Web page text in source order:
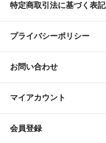
特定商取引法に基づく表記
プライバシーポリシー
お問い合わせ
マイアカウント
会員登録